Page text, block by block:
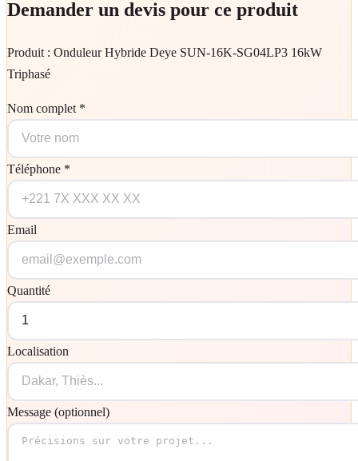
Demander un devis pour ce produit
Produit : Onduleur Hybride Deye SUN-16K-SG04LP3 16kW
Triphasé
Nom complet *
Téléphone *
Email
Quantité
Localisation
Message (optionnel)